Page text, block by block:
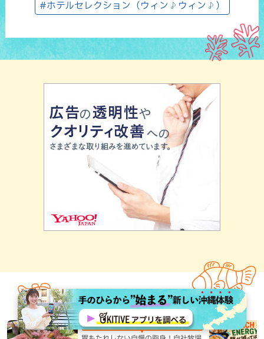
#ホテルセレクション（ウィン♪ウィン♪）
あなたへおすすめ！
エンタメ,グルメ,ステーキ・焼肉,テレビ,北谷町,地域,本島中部